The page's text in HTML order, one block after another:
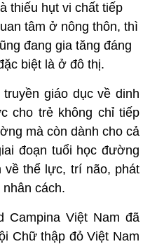
thiếu hụt vi chất tiếp
tâm ở nông thôn, thì
đang gia tăng đáng
biệt là ở đô thị.
giáo dục về dinh
cho trẻ không chỉ tiếp
mà còn dành cho cả
đoạn tuổi học đường
về thể lực, trí não, phát
cách.
Campina Việt Nam đã
Chữ thập đỏ Việt Nam